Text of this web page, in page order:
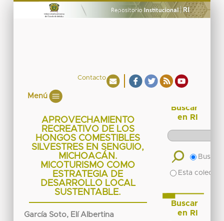
Contacto
Menú
APROVECHAMIENTO
RECREATIVO DE LOS
HONGOS COMESTIBLES
SILVESTRES EN SENGUIO,
MICHOACÁN.
MICOTURISMO COMO
ESTRATEGIA DE
DESARROLLO LOCAL
SUSTENTABLE.
García Soto, Elí Albertina
Buscar
en RI
Buscar
Esta
Buscar
en RI